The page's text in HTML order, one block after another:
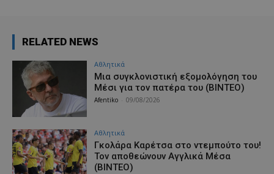
RELATED NEWS
Αθλητικά
Μια συγκλονιστική εξομολόγηση του
Μέσι για τον πατέρα του (ΒΙΝΤΕΟ)
Afentiko 09/08/2026
Αθλητικά
Γκολάρα Καρέτσα στο ντεμπούτο του!
Τον αποθεώνουν Αγγλικά Μέσα
(ΒΙΝΤΕΟ)